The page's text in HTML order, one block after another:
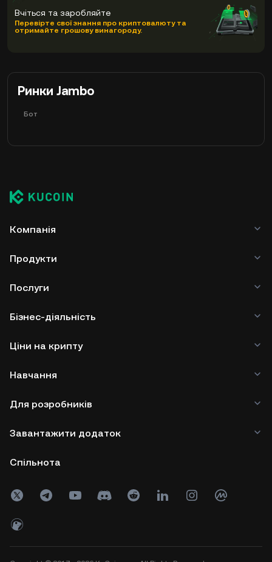
Вчіться та заробляйте
Перевірте свої знання про криптовалюту та
отримайте грошову винагороду.
Ринки Jambo
Бот
Компанія
Продукти
Послуги
Бізнес-діяльність
Ціни на крипту
Навчання
Для розробників
Завантажити додаток
Спільнота